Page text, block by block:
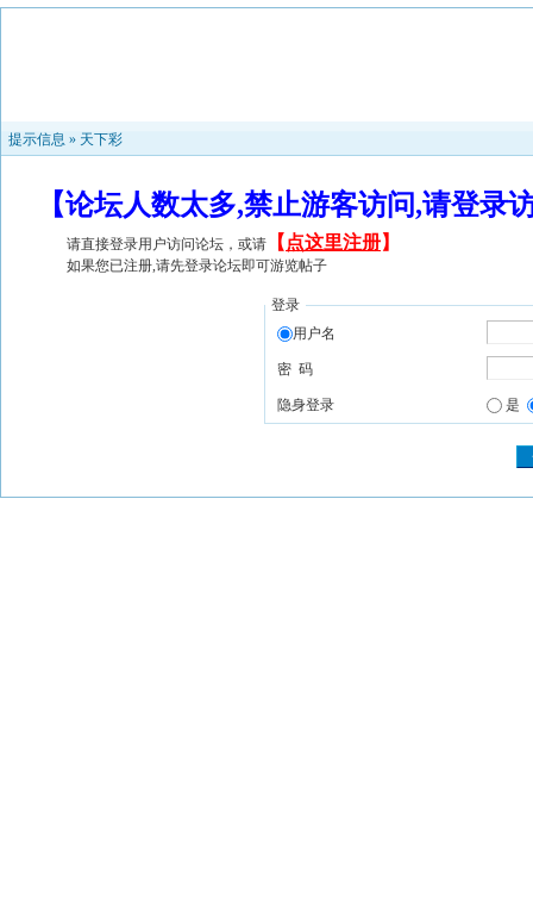
提示信息 » 天下彩
【论坛人数太多,禁止游客访问,请登
请直接登录用户访问论坛，或请 【 点这里注册】
如果您已注册,请先登录论坛即可游览帖子
登录
用户名
密 码
隐身登录 是